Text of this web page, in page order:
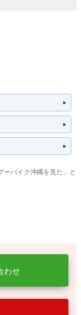
バイク沖縄を見た」と
わせ